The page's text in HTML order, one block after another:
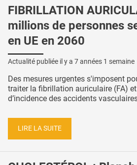
FIBRILLATION
millions de personnes
en UE en 2060
Actualité publiée il y a 7 années 1 semaine
Des mesures urgentes s'imposent
traiter la fibrillation auriculaire (FA)
d’incidence des accidents
LIRE LA SUITE